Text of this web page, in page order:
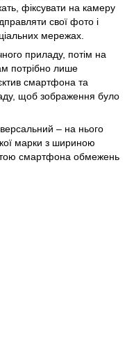
фіксувати на камеру
свої фото і
мережах.
приладу, потім на
потрібно лише
смартфона та
щоб зображення було
– на нього
марки з шириною
смартфона обмежень